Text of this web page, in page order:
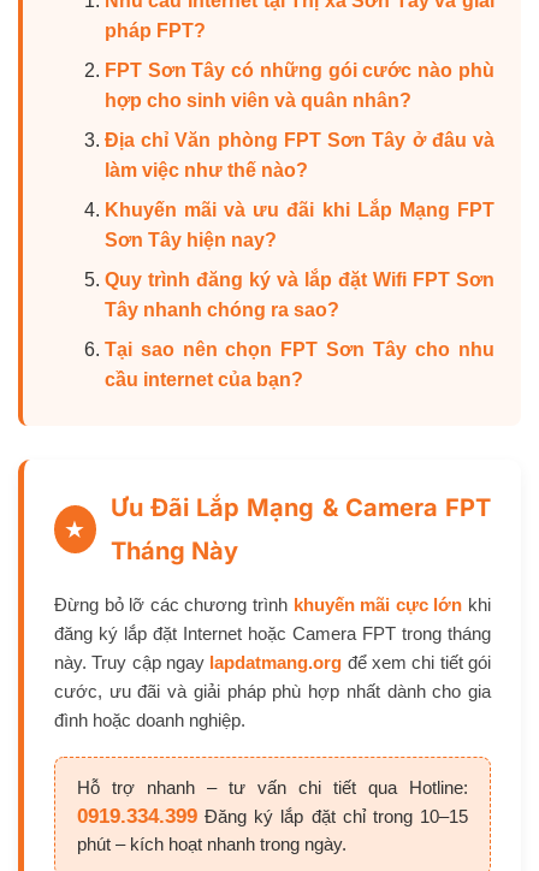
pháp FPT?
FPT Sơn Tây có những gói cước nào phù
hợp cho sinh viên và quân nhân?
Địa chỉ Văn phòng FPT Sơn Tây ở đâu và
làm việc như thế nào?
Khuyến mãi và ưu đãi khi Lắp Mạng FPT
Sơn Tây hiện nay?
Quy trình đăng ký và lắp đặt Wifi FPT Sơn
Tây nhanh chóng ra sao?
Tại sao nên chọn FPT Sơn Tây cho nhu
cầu internet của bạn?
★
Ưu Đãi Lắp Mạng & Camera FPT
Tháng Này
Đừng bỏ lỡ các chương trình khuyến mãi cực lớn khi
đăng ký lắp đặt Internet hoặc Camera FPT trong tháng
này. Truy cập ngay lapdatmang.org để xem chi tiết gói
cước, ưu đãi và giải pháp phù hợp nhất dành cho gia
đình hoặc doanh nghiệp.
Hỗ trợ nhanh – tư vấn chi tiết qua Hotline:
0919.334.399 Đăng ký lắp đặt chỉ trong 10–15
phút – kích hoạt nhanh trong ngày.